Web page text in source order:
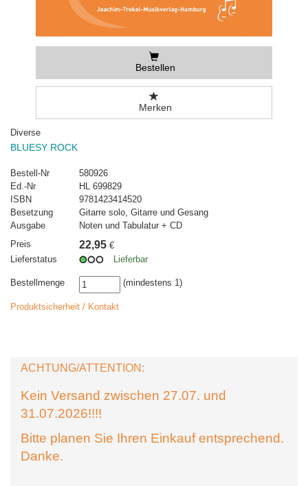
Bestellen
Merken
Diverse
BLUESY ROCK
Bestell-Nr
580926
Ed.-Nr
HL 699829
ISBN
9781423414520
Besetzung
Gitarre solo, Gitarre und Gesang
Ausgabe
Noten und Tabulatur + CD
Preis
22,95 €
Lieferstatus
Lieferbar
Bestellmenge (mindestens 1)
Produktsicherheit / Kontakt
ACHTUNG/ATTENTION:
Kein Versand zwischen 27.07. und
31.07.2026!!!!
Bitte planen Sie Ihren Einkauf entsprechend.
Danke.